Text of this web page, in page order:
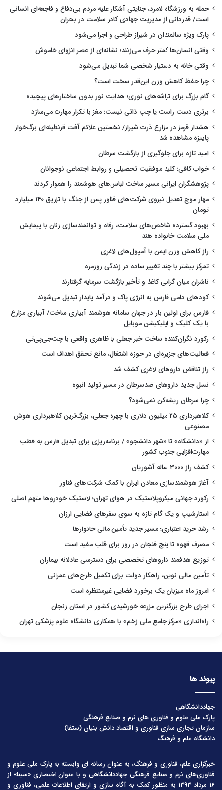
حمله به ورزشگاه لامرد، جنایتی آشکار علیه مردم بی‌دفاع و فاجعه‌ای انسانی
است/ قدردانی از مدیریت جهادی کادر سلامت در بحران
پارک ویژه سالمندان در شیراز طراحی و اجرا می‌شود
وقتی انسان‌ها کمتر حرف می‌زنند؛ نشانه‌ای از عصر انزوای خاموش
وقتی خانه به دستیار شخصی شما تبدیل می‌شود
چرا حفظ کاهش وزن این‌قدر سخت است؟
گام بزرگ برای تراشه‌های نوری؛ هدایت نور بدون ساختارهای پیچیده
برتری دست راست یا چپ ذاتی نیست؛ مغز با تکرار مهارت می‌سازد
هشدار قرمز در مزارع ذرت شیراز/ نخستین علائم آفت قرنطینه‌ای برگ‌خوار
پاییزه مشاهده شد
امید تازه برای جلوگیری از بازگشت سرطان
خواب کافی؛ کلید موفقیت تحصیلی و روابط اجتماعی نوجوانان
پژوهشگران ایرانی مسیر ساخت لباس‌های هوشمند را هموار کردند
مهار موج تعدیل نیروی شرکت‌های فناور پس از جنگ با تزریق ۱۴۰ میلیارد
تومان
بهبود گسترده شاخص‌های سلامت، رفاه و توانمندسازی زنان با پیمایش
ملی سلامت خانواده هند
راز کاهش وزن ایمن با آمپول‌های لاغری
تمرکز بیشتر با چند تغییر ساده در زندگی روزمره
ناشران میان گرانی کاغذ و تأخیر بازگشت سرمایه گرفتارند
کودهای دامی فارس به انرژی پاک و درآمد پایدار تبدیل می‌شوند
فارس برای اولین بار در جهان سامانه هوشمند آبیاری ساخت/ آبیاری مزارع
با یک کلیک و اپلیکیشن موبایل
رکورد نگران‌کننده ساخت خبر جعلی با ظاهری واقعی با چت‌جی‌پی‌تی
فعالیت‌های جزیره‌ای در حوزه اشتغال، مانع تحقق اهداف است
راز تناقض داروهای لاغری کشف شد
نسل جدید داروهای ضدسرطان در مسیر تولید انبوه
چرا سرطان ریشه‌کن نمی‌شود؟
کلاهبرداری ۲۵ میلیون دلاری با چهره جعلی، بزرگ‌ترین کلاهبرداری هوش
مصنوعی
از «دانشگاه» تا «شهر دانشجو» / برنامه‌ریزی برای تبدیل فارس به قطب
مهارت‌افزایی جنوب کشور
کشف راز ۳۰۰۰ ساله آشوریان
آغاز هوشمندسازی معادن ایران با کمک شرکت‌های فناور
رکورد جهانی میکروپلاستیک در هوای تهران؛ لاستیک خودروها متهم اصلی
استارشیپ و یک گام تازه به سوی سفرهای فضایی ارزان
رشد خرید اعتباری؛ مسیر جدید تأمین مالی خانوارها
مصرف قهوه تا پنج فنجان در روز برای قلب مفید است
توزیع هدفمند داروهای تخصصی برای دسترسی عادلانه بیماران
تأمین مالی نوین، راهکار دولت برای تکمیل طرح‌های عمرانی
امروز ماه میزبان یک برخورد فضایی غیرمنتظره است
اجرای طرح بزرگترین مزرعه خورشیدی کشور در استان زنجان
راه‌اندازی «مرکز جامع ملی زخم» با همکاری دانشگاه علوم پزشکی تهران
پیوند ها
جهاددانشگاهی
پارک ملی علوم و فناوری های نرم و صنایع فرهنگی
سازمان تجاری سازی فناوری و اقتصاد دانش بنیان (ستفا)
دانشگاه علم و فرهنگ
خبرگزاری علم، فناوری و فرهنگ، به عنوان رسانه ای وابسته به پارک ملی علوم و
فناوری‌های نرم و صنایع فرهنگیِ جهاددانشگاهی و با عنوان اختصاری «سینا» از
۱۶ مرداد ۱۳۹۳ به منظور کمک به آگاه سازی و ارتقای اطلاعات علمی، فناوری و